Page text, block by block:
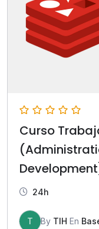
Curso
24h
T By TIH En